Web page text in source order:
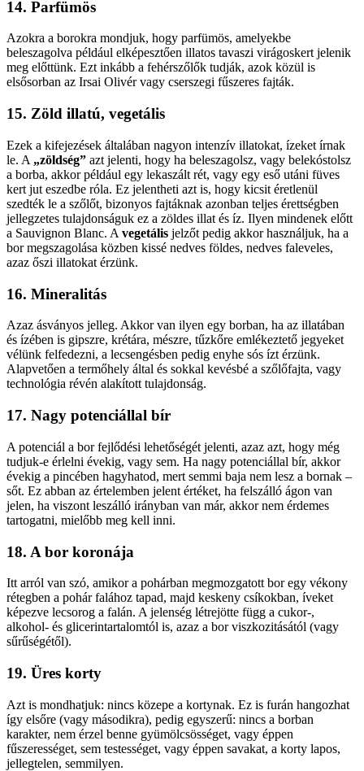
14. Parfümös
Azokra a borokra mondjuk, hogy parfümös, amelyekbe
beleszagolva például elképesztően illatos tavaszi virágoskert jelenik
meg előttünk. Ezt inkább a fehérszőlők tudják, azok közül is
elsősorban az Irsai Olivér vagy cserszegi fűszeres fajták.
15. Zöld illatú, vegetális
Ezek a kifejezések általában nagyon intenzív illatokat, ízeket írnak
le. A „zöldség” azt jelenti, hogy ha beleszagolsz, vagy belekóstolsz
a borba, akkor például egy lekaszált rét, vagy egy eső utáni füves
kert jut eszedbe róla. Ez jelentheti azt is, hogy kicsit éretlenül
szedték le a szőlőt, bizonyos fajtáknak azonban teljes érettségben
jellegzetes tulajdonságuk ez a zöldes illat és íz. Ilyen mindenek előtt
a Sauvignon Blanc. A vegetális jelzőt pedig akkor használjuk, ha a
bor megszagolása közben kissé nedves földes, nedves faleveles,
azaz őszi illatokat érzünk.
16. Mineralitás
Azaz ásványos jelleg. Akkor van ilyen egy borban, ha az illatában
és ízében is gipszre, krétára, mészre, tűzkőre emlékeztető jegyeket
vélünk felfedezni, a lecsengésben pedig enyhe sós ízt érzünk.
Alapvetően a termőhely által és sokkal kevésbé a szőlőfajta, vagy
technológia révén alakított tulajdonság.
17. Nagy potenciállal bír
A potenciál a bor fejlődési lehetőségét jelenti, azaz azt, hogy még
tudjuk-e érlelni évekig, vagy sem. Ha nagy potenciállal bír, akkor
évekig a pincében hagyhatod, mert semmi baja nem lesz a bornak –
sőt. Ez abban az értelemben jelent értéket, ha felszálló ágon van
jelen, ha viszont leszálló irányban van már, akkor nem érdemes
tartogatni, mielőbb meg kell inni.
18. A bor koronája
Itt arról van szó, amikor a pohárban megmozgatott bor egy vékony
rétegben a pohár falához tapad, majd keskeny csíkokban, íveket
képezve lecsorog a falán. A jelenség létrejötte függ a cukor-,
alkohol- és glicerintartalomtól is, azaz a bor viszkozitásától (vagy
sűrűségétől).
19. Üres korty
Azt is mondhatjuk: nincs közepe a kortynak. Ez is furán hangozhat
így elsőre (vagy másodikra), pedig egyszerű: nincs a borban
karakter, nem érzel benne gyümölcsösséget, vagy éppen
fűszerességet, sem testességet, vagy éppen savakat, a korty lapos,
jellegtelen, semmilyen.